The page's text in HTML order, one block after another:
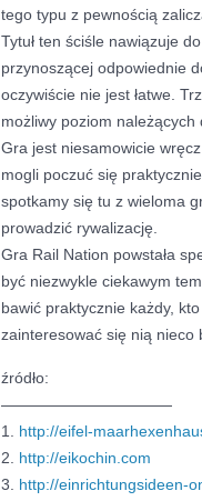
tego typu z pewnością
Tytuł ten ściśle nawiązuje
przynoszącej odpowiednie
oczywiście nie jest łatwe.
możliwy poziom należących
Gra jest niesamowicie
mogli poczuć się
spotkamy się tu z wieloma
prowadzić rywalizację.
Gra Rail Nation powstała
być niezwykle ciekawym
bawić praktycznie każdy,
zainteresować się nią nieco
źródło:
———————————
1. http://eifel-
2. http://eikochin.com
3. http://einrichtungsideen-